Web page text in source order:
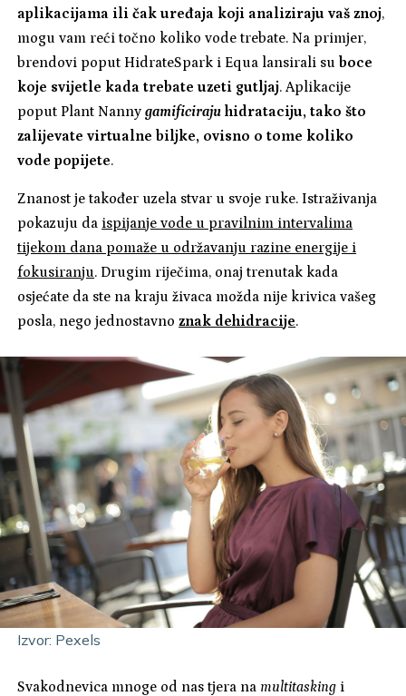
aplikacijama ili čak uređaja koji analiziraju vaš znoj,
mogu vam reći točno koliko vode trebate. Na primjer,
brendovi poput HidrateSpark i Equa lansirali suboce
koje svijetle kada trebate uzeti gutljaj. Aplikacije
poput Plant Nannygamificiraju hidrataciju, tako što
zalijevate virtualne biljke, ovisno o tome koliko
vode popijete.
Znanost je također uzela stvar u svoje ruke. Istraživanja
pokazuju da ispijanje vode u pravilnim intervalima
tijekom dana pomaže u održavanju razine energije i
fokusiranju. Drugim riječima, onaj trenutak kada
osjećate da ste na kraju živaca možda nije krivica vašeg
posla, nego jednostavnoznak dehidracije.
Izvor: Pexels
Svakodnevica mnoge od nas tjera na multitasking i